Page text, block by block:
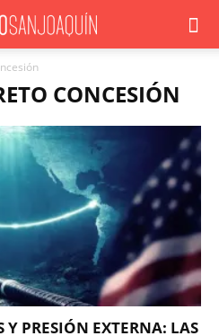
CONCESIÓN
Y PRESIÓN EXTERNA: LAS